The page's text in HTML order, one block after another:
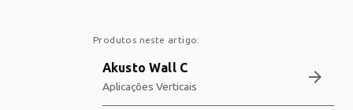
Produtos neste artigo:
Akusto Wall C
Aplicações Verticais arrow_forward